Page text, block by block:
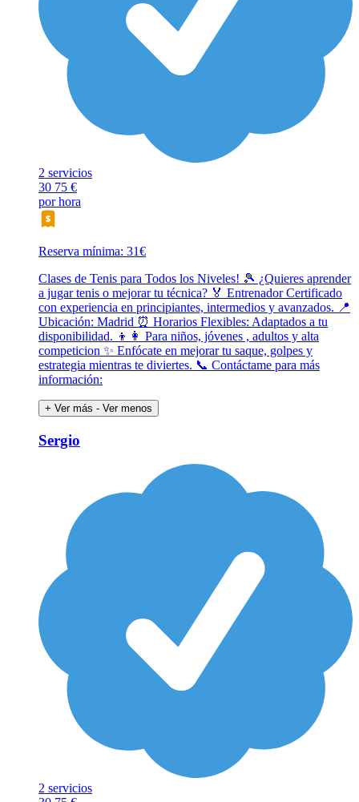
2 servicios
30 75 €
por hora
Reserva mínima: 31€
Clases de Tenis para Todos los Niveles! 🎾 ¿Quieres aprender
a jugar tenis o mejorar tu técnica? 🏅 Entrenador Certificado
con experiencia en principiantes, intermedios y avanzados. 📍
Ubicación: Madrid ⏰ Horarios Flexibles: Adaptados a tu
disponibilidad. 👦👩 Para niños, jóvenes , adultos y alta
competicion ✨ Enfócate en mejorar tu saque, golpes y
estrategia mientras te diviertes. 📞 Contáctame para más
información:
+ Ver más - Ver menos
Sergio
2 servicios